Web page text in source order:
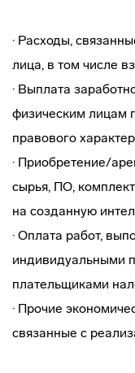
· Расходы,
лица, в том числе
· Выплата
физическим лицам
правового
· Приобретение/
сырья, ПО,
на созданную
· Оплата работ,
индивидуальными
плательщиками
· Прочие
связанные с